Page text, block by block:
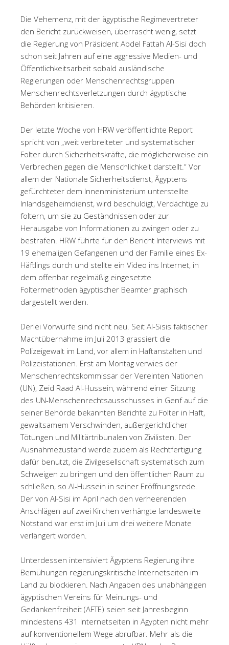
Die Vehemenz, mit der ägyptische Regimevertreter
den Bericht zurückweisen, überrascht wenig, setzt
die Regierung von Präsident Abdel Fattah Al-Sisi doch
schon seit Jahren auf eine aggressive Medien- und
Öffentlichkeitsarbeit sobald ausländische
Regierungen oder Menschenrechtsgruppen
Menschenrechtsverletzungen durch ägyptische
Behörden kritisieren.
Der letzte Woche von HRW veröffentlichte Report
spricht von „weit verbreiteter und systematischer
Folter durch Sicherheitskräfte, die möglicherweise ein
Verbrechen gegen die Menschlichkeit darstellt.“ Vor
allem der Nationale Sicherheitsdienst, Ägyptens
gefürchteter dem Innenministerium unterstellte
Inlandsgeheimdienst, wird beschuldigt, Verdächtige zu
foltern, um sie zu Geständnissen oder zur
Herausgabe von Informationen zu zwingen oder zu
bestrafen. HRW führte für den Bericht Interviews mit
19 ehemaligen Gefangenen und der Familie eines Ex-
Häftlings durch und stellte ein Video ins Internet, in
dem offenbar regelmäßig eingesetzte
Foltermethoden ägyptischer Beamter graphisch
dargestellt werden.
Derlei Vorwürfe sind nicht neu. Seit Al-Sisis faktischer
Machtübernahme im Juli 2013 grassiert die
Polizeigewalt im Land, vor allem in Haftanstalten und
Polizeistationen. Erst am Montag verwies der
Menschenrechtskommissar der Vereinten Nationen
(UN), Zeid Raad Al-Hussein, während einer Sitzung
des UN-Menschenrechtsausschusses in Genf auf die
seiner Behörde bekannten Berichte zu Folter in Haft,
gewaltsamem Verschwinden, außergerichtlicher
Tötungen und Militärtribunalen von Zivilisten. Der
Ausnahmezustand werde zudem als Rechtfertigung
dafür benutzt, die Zivilgesellschaft systematisch zum
Schweigen zu bringen und den öffentlichen Raum zu
schließen, so Al-Hussein in seiner Eröffnungsrede.
Der von Al-Sisi im April nach den verheerenden
Anschlägen auf zwei Kirchen verhängte landesweite
Notstand war erst im Juli um drei weitere Monate
verlängert worden.
Unterdessen intensiviert Ägyptens Regierung ihre
Bemühungen regierungskritische Internetseiten im
Land zu blockieren. Nach Angaben des unabhängigen
ägyptischen Vereins für Meinungs- und
Gedankenfreiheit (AFTE) seien seit Jahresbeginn
mindestens 431 Internetseiten in Ägypten nicht mehr
auf konventionellem Wege abrufbar. Mehr als die